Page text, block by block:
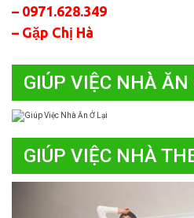
– 0971.628.349
– Gặp Chị Hà
GIÚP VIỆC NHÀ ĂN
GIÚP VIỆC NHÀ